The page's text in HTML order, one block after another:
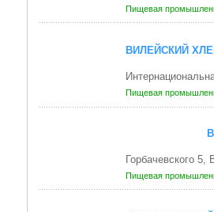
Пищевая
ВИЛЕЙСКИЙ
Пищевая
Горбачевского
Пищевая